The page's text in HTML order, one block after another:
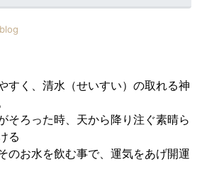
blog
すく、清水（せいすい）の取れる神
そろった時、天から降り注ぐ素晴ら
る
のお水を飲む事で、運気をあげ開運